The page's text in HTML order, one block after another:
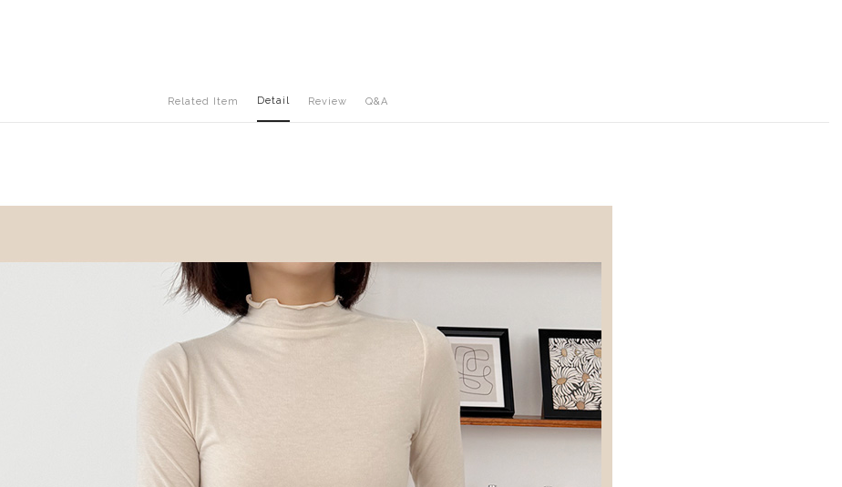
Related Item Detail Review Q&A